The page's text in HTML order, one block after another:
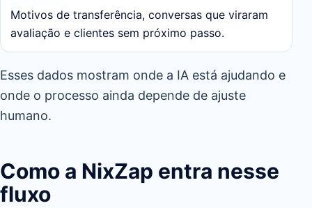
Motivos de transferência, conversas que viraram
avaliação e clientes sem próximo passo.
Esses dados mostram onde a IA está ajudando e
onde o processo ainda depende de ajuste
humano.
Como a NixZap entra nesse
fluxo